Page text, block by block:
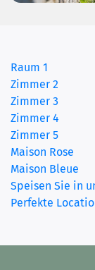
Raum 1
Zimmer 2
Zimmer 3
Zimmer 4
Zimmer 5
Maison Rose
Maison Bleue
Speisen Sie in
Perfekte